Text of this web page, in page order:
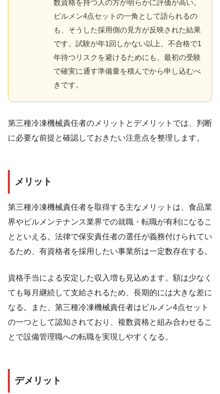
数資格を持つ人の方が明らかに評価が高い。
ビルメン4点セットの一角として語られるの
も、そうした採用側の見方が反映された結果
です。試験が年1回しかない以上、不合格で1
年待つリスクを避けるためにも、最初の受験
で確実に通す準備量を積んでから申し込むべ
きです。
第三種冷凍機械責任者のメリットとデメリットでは、判断
に必要な前提と確認しておきたい注意点を整理します。
メリット
第三種冷凍機械責任者を取得する主なメリットは、食品業
界やビルメンテナンス業界での就職・転職が有利になるこ
とといえる。法律で保安責任者の選任が義務付けられてい
るため、有資格者を採用したい事業所は一定数存在する。
資格手当による安定した収入増も見込めます。額は少なく
ても毎月継続して支給されるため、長期的には大きな差に
なる。また、第三種冷凍機械責任者はビルメン4点セット
の一つとして認知されており、複数資格と組み合わせるこ
とで設備管理職への転職を実現しやすくなる。
デメリット